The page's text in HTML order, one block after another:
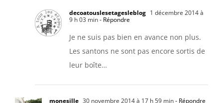
decoatouslesetagesleblog 1 décembre 2014 à
9 h 03 min- Répondre
Je ne suis pas bien en avance non plus.
Les santons ne sont pas encore sortis de
leur boîte…
monesille 30 novembre 2014 à 17 h 59 min- Répondre